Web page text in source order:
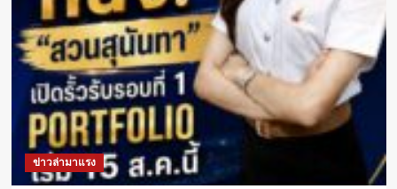
ข่าวล่ามาแรง